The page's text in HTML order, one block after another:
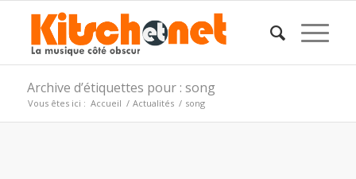
Archive d’étiquettes pour : song
Vous êtes ici : Accueil / Actualités / song